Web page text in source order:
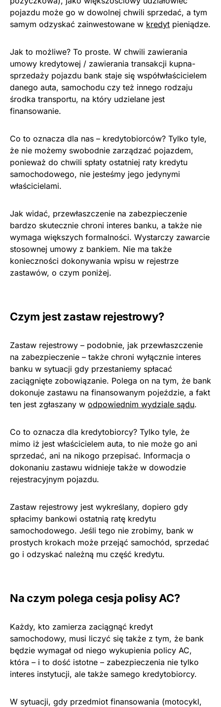
pojazdu może go w dowolnej chwili sprzedać, a tym
samym odzyskać zainwestowane w kredyt pieniądze.
Jak to możliwe? To proste. W chwili zawierania
umowy kredytowej / zawierania transakcji kupna-
sprzedaży pojazdu bank staje się współwłaścicielem
danego auta, samochodu czy też innego rodzaju
środka transportu, na który udzielane jest
finansowanie.
Co to oznacza dla nas – kredytobiorców? Tylko tyle,
że nie możemy swobodnie zarządzać pojazdem,
ponieważ do chwili spłaty ostatniej raty kredytu
samochodowego, nie jesteśmy jego jedynymi
właścicielami.
Jak widać, przewłaszczenie na zabezpieczenie
bardzo skutecznie chroni interes banku, a także nie
wymaga większych formalności. Wystarczy zawarcie
stosownej umowy z bankiem. Nie ma także
konieczności dokonywania wpisu w rejestrze
zastawów, o czym poniżej.
Czym jest zastaw rejestrowy?
Zastaw rejestrowy – podobnie, jak przewłaszczenie
na zabezpieczenie – także chroni wyłącznie interes
banku w sytuacji gdy przestaniemy spłacać
zaciągnięte zobowiązanie. Polega on na tym, że bank
dokonuje zastawu na finansowanym pojeździe, a fakt
ten jest zgłaszany w odpowiednim wydziale sądu.
Co to oznacza dla kredytobiorcy? Tylko tyle, że
mimo iż jest właścicielem auta, to nie może go ani
sprzedać, ani na nikogo przepisać. Informacja o
dokonaniu zastawu widnieje także w dowodzie
rejestracyjnym pojazdu.
Zastaw rejestrowy jest wykreślany, dopiero gdy
spłacimy bankowi ostatnią ratę kredytu
samochodowego. Jeśli tego nie zrobimy, bank w
prostych krokach może przejąć samochód, sprzedać
go i odzyskać należną mu część kredytu.
Na czym polega cesja polisy AC?
Każdy, kto zamierza zaciągnąć kredyt
samochodowy, musi liczyć się także z tym, że bank
będzie wymagał od niego wykupienia policy AC,
która – i to dość istotne – zabezpieczenia nie tylko
interes instytucji, ale także samego kredytobiorcy.
W sytuacji, gdy przedmiot finansowania (motocykl,